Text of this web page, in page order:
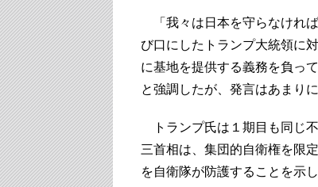
「我々は日本を守らなけれ
び口にしたトランプ大統領に
に基地を提供する義務を負っ
と強調したが、発言はあまり
トランプ氏は１期目も同じ
三首相は、集団的自衛権を限
を自衛隊が防護することを示